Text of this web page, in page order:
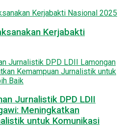
Kerjabakti
Jurnalistik DPD LDII
Meningkatkan
untuk Komunikasi